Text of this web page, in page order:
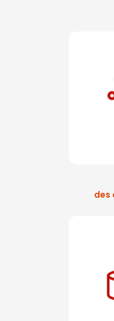
des